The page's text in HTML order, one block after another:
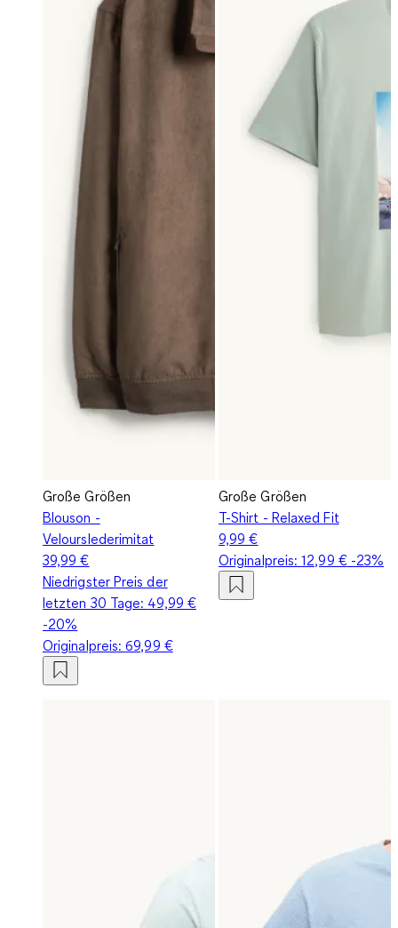
Große Größen
Blouson -
Velourslederimitat
39,99 €
Niedrigster Preis der
letzten 30 Tage: 49,99 €
-20%
Originalpreis:69,99 €
Große Größen
T-Shirt - Relaxed Fit
9,99 €
Originalpreis:12,99 €-23%